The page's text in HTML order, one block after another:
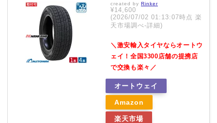
created by Rinker
¥14,600
(2026/07/02 01:13:07時点 楽
天市場調べ-詳細)
＼激安輸入タイヤならオートウ
ェイ！全国3300店舗の提携店
で交換も楽々／
オートウェイ
Amazon
楽天市場